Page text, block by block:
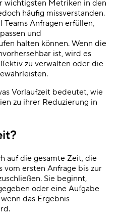
wichtigsten Metriken in den
häufig missverstanden.
Teams Anfragen erfüllen,
und
halten können. Wenn die
ist, wird es
zu verwalten oder die
Vorlaufzeit bedeutet, wie
zu ihrer Reduzierung in
auf die gesamte Zeit, die
vom ersten Anfrage bis zur
Sie beginnt,
oder eine Aufgabe
das Ergebnis